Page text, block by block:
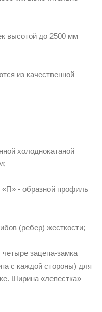
высотой до 2500 мм
из качественной
холоднокатаной
- образной профиль
(ребер) жесткости;
зацепа-замка
с каждой стороны) для
Ширина «лепестка»